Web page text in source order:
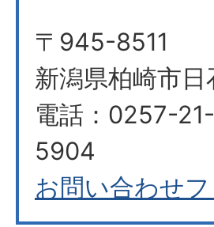
〒945-8511
新潟県柏崎市
電話：0257-
5904
お問い合わせ